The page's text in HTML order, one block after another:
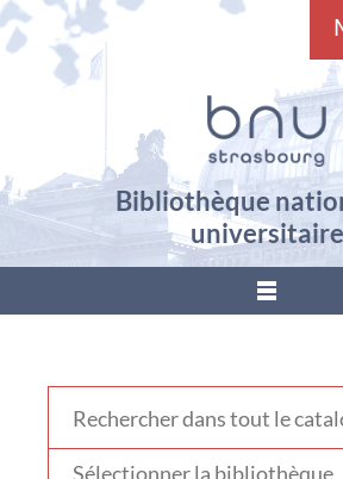
Bibliothèque
universitaire
???